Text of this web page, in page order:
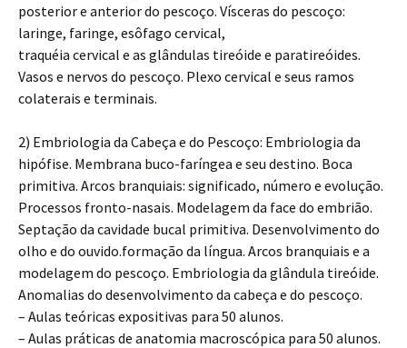
posterior e anterior do pescoço. Vísceras do pescoço:
laringe, faringe, esôfago cervical,
traquéia cervical e as glândulas tireóide e paratireóides.
Vasos e nervos do pescoço. Plexo cervical e seus ramos
colaterais e terminais.
2) Embriologia da Cabeça e do Pescoço: Embriologia da
hipófise. Membrana buco-faríngea e seu destino. Boca
primitiva. Arcos branquiais: significado, número e evolução.
Processos fronto-nasais. Modelagem da face do embrião.
Septação da cavidade bucal primitiva. Desenvolvimento do
olho e do ouvido.formação da língua. Arcos branquiais e a
modelagem do pescoço. Embriologia da glândula tireóide.
Anomalias do desenvolvimento da cabeça e do pescoço.
– Aulas teóricas expositivas para 50 alunos.
– Aulas práticas de anatomia macroscópica para 50 alunos.